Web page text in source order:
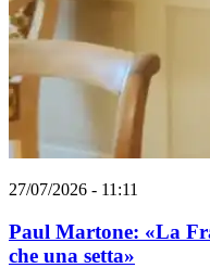
27/07/2026 - 11:11
Paul Martone: «La
che una setta»